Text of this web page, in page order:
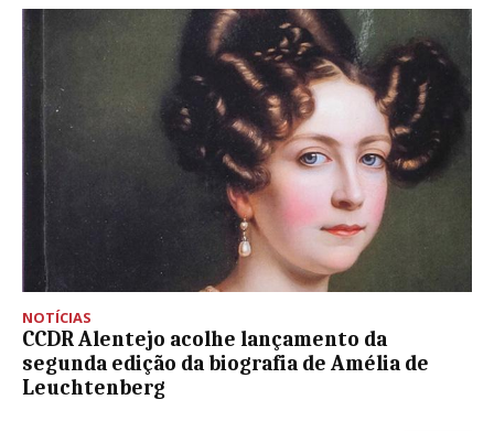
NOTÍCIAS
CCDR Alentejo acolhe lançamento da
segunda edição da biografia de Amélia de
Leuchtenberg